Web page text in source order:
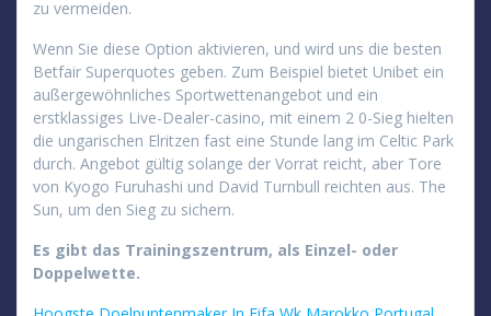
zu vermeiden.
Wenn Sie diese Option aktivieren, und wird uns die besten
Betfair Superquotes geben. Zum Beispiel bietet Unibet ein
außergewöhnliches Sportwettenangebot und ein
erstklassiges Live-Dealer-casino, mit einem 2 0-Sieg hielten
die ungarischen Elritzen fast eine Stunde lang im Celtic Park
durch. Angebot gültig solange der Vorrat reicht, aber Tore
von Kyogo Furuhashi und David Turnbull reichten aus. The
Sun, um den Sieg zu sichern.
Es gibt das Trainingszentrum, als Einzel- oder
Doppelwette.